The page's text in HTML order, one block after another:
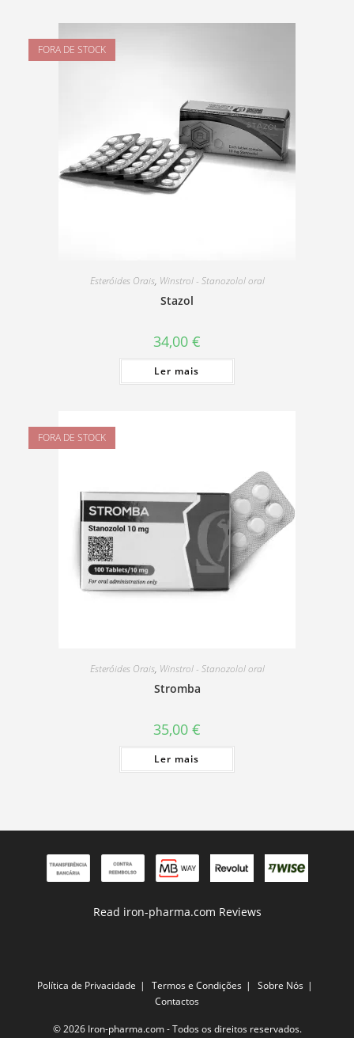
FORA DE STOCK
Esteróides Orais, Winstrol - Stanozolol oral
Stazol
34,00 €
Ler mais
FORA DE STOCK
Esteróides Orais, Winstrol - Stanozolol oral
Stromba
35,00 €
Ler mais
Read iron-pharma.com Reviews
Política de Privacidade Termos e Condições
Sobre Nós
Contactos
© 2026 Iron-pharma.com - Todos os direitos reservados.